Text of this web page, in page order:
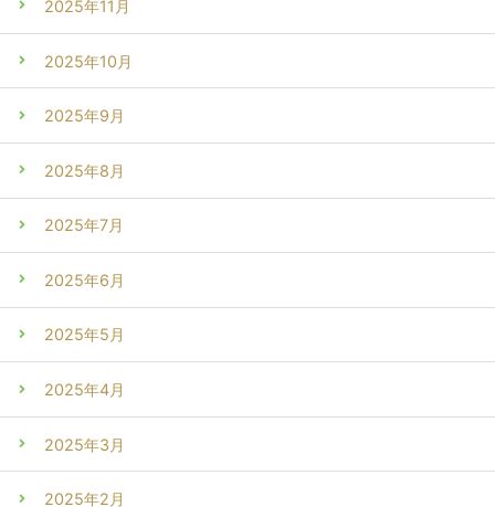
2025年11月
2025年10月
2025年9月
2025年8月
2025年7月
2025年6月
2025年5月
2025年4月
2025年3月
2025年2月